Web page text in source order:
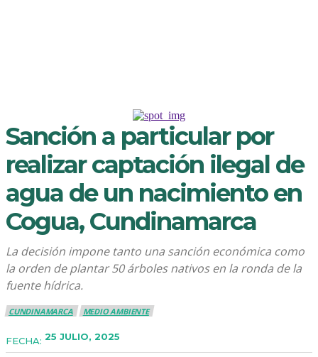
Sanción a particular por
realizar captación ilegal de
agua de un nacimiento en
Cogua, Cundinamarca
La decisión impone tanto una sanción económica como
la orden de plantar 50 árboles nativos en la ronda de la
fuente hídrica.
CUNDINAMARCA MEDIO AMBIENTE
FECHA: 25 JULIO, 2025